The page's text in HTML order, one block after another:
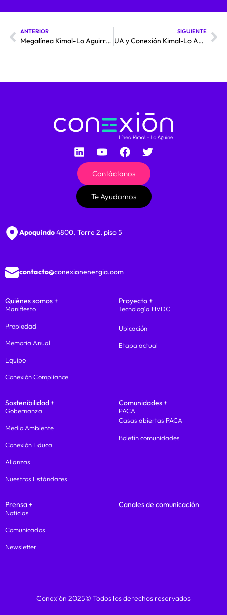
ANTERIOR
Megalínea Kimal-Lo Aguirre alista inicio de proceso de concesióneléctrica definitiva y prevé avance de tramitación ambiental «apaso firme este 2024»
SIGUIENTE
UA y Conexión Kimal-Lo Aguirre firmar acuerdo de colaboración
Contáctanos
Te Ayudamos
Apoquindo4800, Torre 2, piso 5
contacto@conexionenergia.com
Quiénes somos +
Manifiesto
Propiedad
Memoria Anual
Equipo
Conexión Compliance
Proyecto +
Tecnología HVDC
Ubicación
Etapa actual
Sostenibilidad +
Gobernanza
Medio Ambiente
Conexión Educa
Alianzas
Nuestros Estándares
Comunidades +
PACA
Casas abiertas PACA
Boletín comunidades
Prensa +
Noticias
Comunicados
Newsletter
Canales de comunicación
Conexión 2025© Todos los derechos reservados